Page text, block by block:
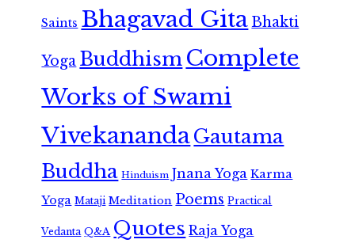
Saints Bhagavad GitaBhakti
Yoga Buddhism Complete
Works of Swami
VivekanandaGautama
Buddha Hinduism Jnana Yoga Karma
Yoga Mataji Meditation Poems Practical
Vedanta Q&A Quotes Raja Yoga